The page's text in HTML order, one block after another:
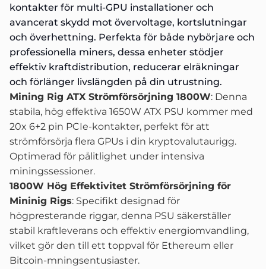
kontakter för multi-GPU installationer och
avancerat skydd mot övervoltage, kortslutningar
och överhettning. Perfekta för både nybörjare och
professionella miners, dessa enheter stödjer
effektiv kraftdistribution, reducerar elräkningar
och förlänger livslängden på din utrustning.
Mining Rig ATX Strömförsörjning 1800W: Denna
stabila, hög effektiva 1650W ATX PSU kommer med
20x 6+2 pin PCIe-kontakter, perfekt för att
strömförsörja flera GPUs i din kryptovalutaurigg.
Optimerad för pålitlighet under intensiva
miningssessioner.
1800W Hög Effektivitet Strömförsörjning för
Mininig Rigs: Specifikt designad för
högpresterande riggar, denna PSU säkerställer
stabil kraftleverans och effektiv energiomvandling,
vilket gör den till ett toppval för Ethereum eller
Bitcoin-mningsentusiaster.